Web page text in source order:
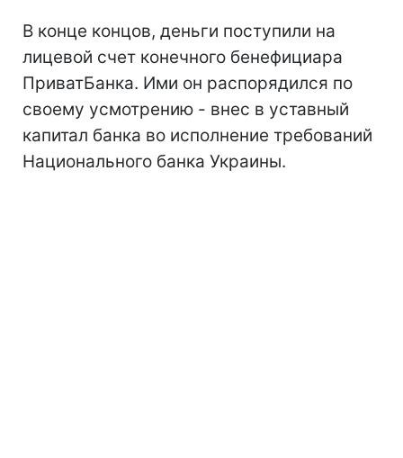
В конце концов, деньги поступили на
лицевой счет конечного бенефициара
ПриватБанка. Ими он распорядился по
своему усмотрению - внес в уставный
капитал банка во исполнение требований
Национального банка Украины.